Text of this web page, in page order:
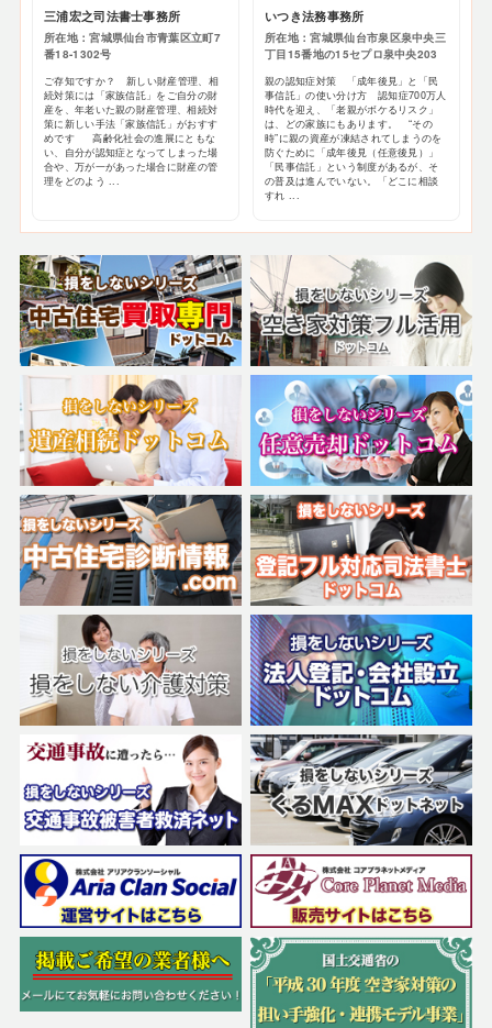
三浦宏之司法書士事務所
所在地：宮城県仙台市青葉区立町7
番18-1302号
ご存知ですか？ 新しい財産管理、相
続対策には「家族信託」をご自分の財
産を、年老いた親の財産管理、相続対
策に新しい手法「家族信託」がおすす
めです 高齢化社会の進展にともな
い、自分が認知症となってしまった場
合や、万が一があった場合に財産の管
理をどのよう ...
いつき法務事務所
所在地：宮城県仙台市泉区泉中央三
丁目15番地の15セプロ泉中央203
親の認知症対策 「成年後見」と「民
事信託」の使い分け方 認知症700万人
時代を迎え、「老親がボケるリスク」
は、どの家族にもあります。 “その
時”に親の資産が凍結されてしまうのを
防ぐために「成年後見（任意後見）」
「民事信託」という制度があるが、そ
の普及は進んでいない。「どこに相談
すれ ...